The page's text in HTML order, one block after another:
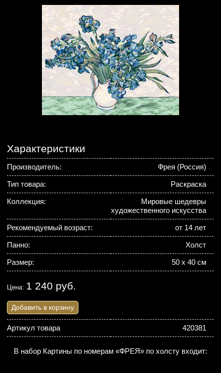
Характеристики
Производитель: Фрея (Россия)
Тип товара: Раскраска
Коллекция:
Мировые шедевры
художественного искусства
Рекомендуемый возраст: от 14 лет
Панно: Холст
Размер: 50 x 40 см
Цена: 1 240 руб.
Добавить в корзину
Артикул товара 420381
В набор Картины по номерам «ФРЕЯ» по холсту входит: